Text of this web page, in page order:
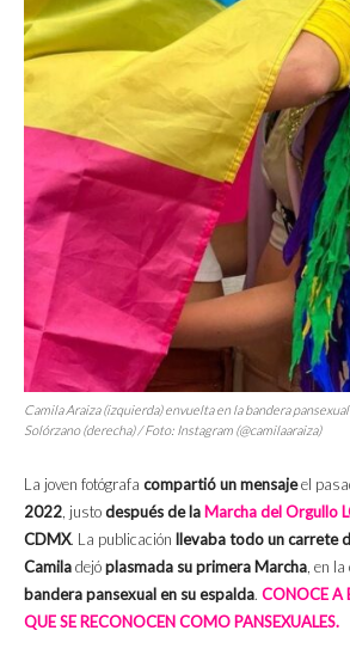
Camila Araiza (izquierda) envuelta en la bandera
Solórzano (derecha) / Foto: Instagram (@camilaaraiza)
La joven fotógrafa compartió un mensajeel
2022 , justodespués de la Marcha del Orgullo
CDMX. La publicación llevaba todo un carrete
Camiladejóplasmada su primera Marcha , en
bandera pansexual en su espalda. CONOCE A
QUE SE RECONOCEN COMO PANSEXUALES.